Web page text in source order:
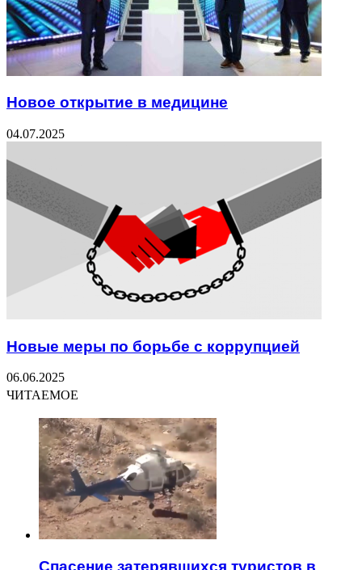
Новое открытие в медицине
04.07.2025
Новые меры по борьбе с коррупцией
06.06.2025
ЧИТАЕМОЕ
Спасение затерявшихся туристов в